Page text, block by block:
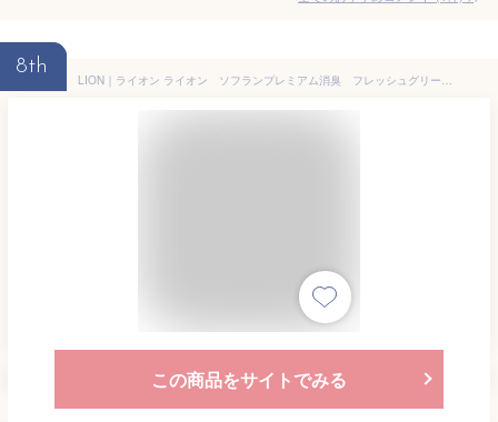
8th
LION｜ライオン ライオン ソフランプレミアム消臭 フレッシュグリーンアロマの香り4L JNCFCG4K
この商品をサイトでみる